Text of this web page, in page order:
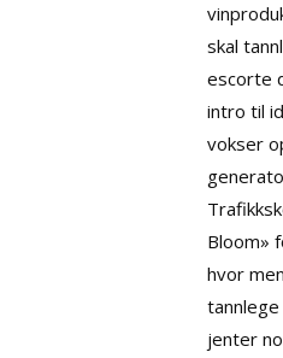
skal
escorte
intro til
vokser
Bloom»
hvor
jenter